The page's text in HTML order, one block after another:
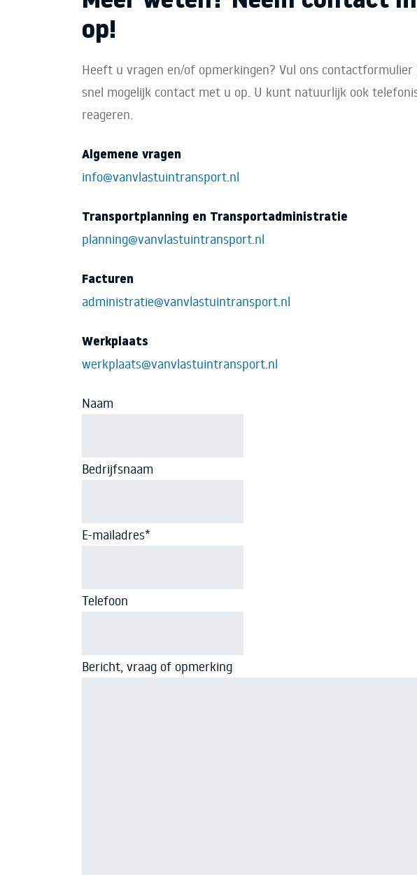
op!
Heeft u vragen en/of opmerkingen? Vul ons contactformulier
snel mogelijk contact met u op. U kunt natuurlijk ook
reageren.
Algemene vragen
info@vanvlastuintransport.nl
Transportplanning en Transportadministratie
planning@vanvlastuintransport.nl
Facturen
administratie@vanvlastuintransport.nl
Werkplaats
werkplaats@vanvlastuintransport.nl
Naam
Bedrijfsnaam
E-mailadres*
Telefoon
Bericht, vraag of opmerking